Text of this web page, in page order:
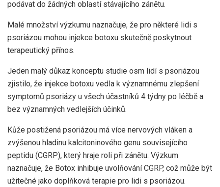
podávat do žádných oblastí stávajícího zánětu.
Malé množství výzkumu naznačuje, že pro některé lidi s
psoriázou mohou injekce botoxu skutečně poskytnout
terapeutický přínos.
Jeden malý důkaz konceptu studie osm lidí s psoriázou
zjistilo, že injekce botoxu vedla k významnému zlepšení
symptomů psoriázy u všech účastníků 4 týdny po léčbě a
bez významných vedlejších účinků.
Kůže postižená psoriázou má více nervových vláken a
zvýšenou hladinu kalcitoninového genu souvisejícího
peptidu (CGRP), který hraje roli při zánětu. Výzkum
naznačuje, že Botox inhibuje uvolňování CGRP, což může být
užitečné jako doplňková terapie pro lidi s psoriázou.